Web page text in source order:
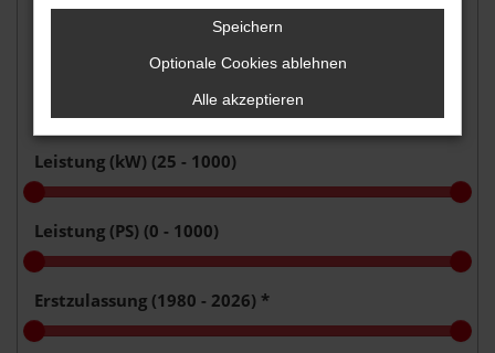
Grundfarbe auswählen
Leistung (kW) (25 - 1000)
Leistung (PS) (0 - 1000)
Erstzulassung (1980 - 2026) *
Speichern
Optionale Cookies ablehnen
Alle akzeptieren